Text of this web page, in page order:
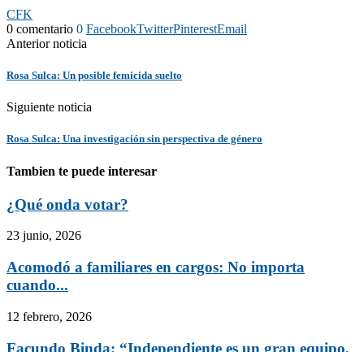
CFK
0 comentario 0 FacebookTwitterPinterestEmail
Anterior noticia
Rosa Sulca: Un posible femicida suelto
Siguiente noticia
Rosa Sulca: Una investigación sin perspectiva de género
Tambien te puede interesar
¿Qué onda votar?
23 junio, 2026
Acomodó a familiares en cargos: No importa
cuando...
12 febrero, 2026
Facundo Binda: “Independiente es un gran equipo,